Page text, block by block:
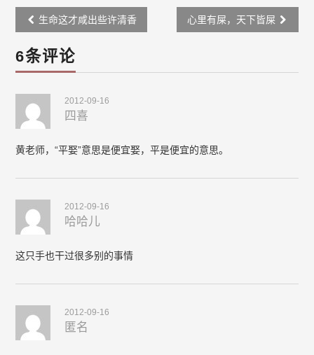
Post
navigation
生命这才咸出些许清香 心里有屎，天下皆屎
6条评论
2012-09-16
四喜
黄老师，“平娶”意思是便宜娶，平是便宜的意思。
2012-09-16
哈哈儿
这只手也干过很多别的事情
2012-09-16
匿名